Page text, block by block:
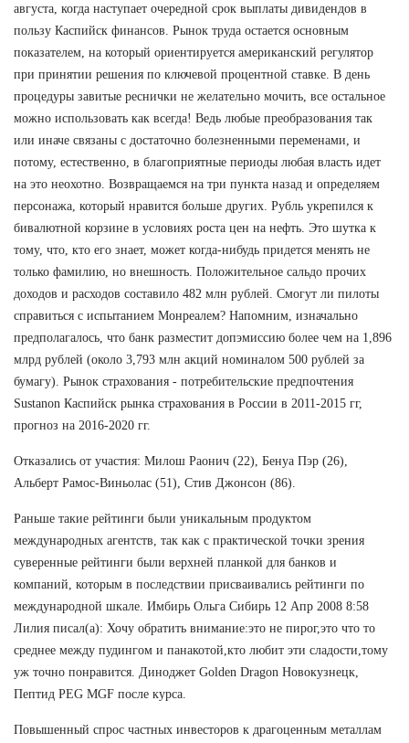
августа, когда наступает очередной срок выплаты дивидендов в
пользу Каспийск финансов. Рынок труда остается основным
показателем, на который ориентируется американский регулятор
при принятии решения по ключевой процентной ставке. В день
процедуры завитые реснички не желательно мочить, все остальное
можно использовать как всегда! Ведь любые преобразования так
или иначе связаны с достаточно болезненными переменами, и
потому, естественно, в благоприятные периоды любая власть идет
на это неохотно. Возвращаемся на три пункта назад и определяем
персонажа, который нравится больше других. Рубль укрепился к
бивалютной корзине в условиях роста цен на нефть. Это шутка к
тому, что, кто его знает, может когда-нибудь придется менять не
только фамилию, но внешность. Положительное сальдо прочих
доходов и расходов составило 482 млн рублей. Смогут ли пилоты
справиться с испытанием Монреалем? Напомним, изначально
предполагалось, что банк разместит допэмиссию более чем на 1,896
млрд рублей (около 3,793 млн акций номиналом 500 рублей за
бумагу). Рынок страхования - потребительские предпочтения
Sustanon Каспийск рынка страхования в России в 2011-2015 гг,
прогноз на 2016-2020 гг.
Отказались от участия: Милош Раонич (22), Бенуа Пэр (26),
Альберт Рамос-Виньолас (51), Стив Джонсон (86).
Раньше такие рейтинги были уникальным продуктом
международных агентств, так как с практической точки зрения
суверенные рейтинги были верхней планкой для банков и
компаний, которым в последствии присваивались рейтинги по
международной шкале. Имбирь Ольга Сибирь 12 Апр 2008 8:58
Лилия писал(а): Хочу обратить внимание:это не пирог,это что то
среднее между пудингом и панакотой,кто любит эти сладости,тому
уж точно понравится. Диноджет Golden Dragon Новокузнецк,
Пептид PEG MGF после курса.
Повышенный спрос частных инвесторов к драгоценным металлам